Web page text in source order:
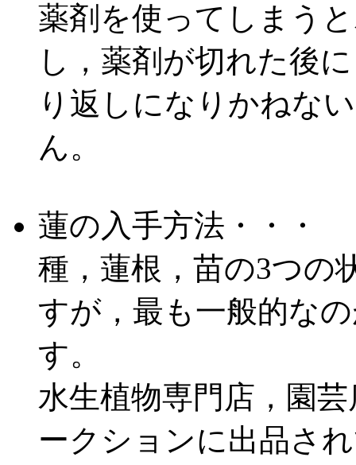
薬剤を使ってしまう
し，薬剤が切れた後
り返しになりかねな
ん。
蓮の入手方法・・・
種，蓮根，苗の3つの
すが，最も一般的な
す。
水生植物専門店，園
ークションに出品さ